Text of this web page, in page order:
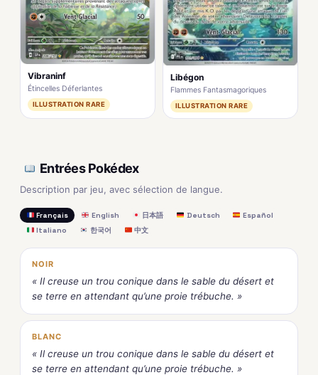
Vibraninf
Étincelles Déferlantes
ILLUSTRATION RARE
Libégon
Flammes Fantasmagoriques
ILLUSTRATION RARE
Entrées Pokédex
Description par jeu, avec sélection de langue.
Français English 日本語 Deutsch
Español
Italiano
한국어 中文
NOIR
« Il creuse un trou conique dans le sable du désert et
se terre en attendant qu’une proie trébuche. »
BLANC
« Il creuse un trou conique dans le sable du désert et
se terre en attendant qu’une proie trébuche. »